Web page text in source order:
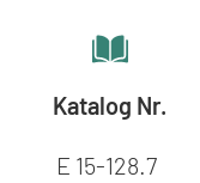
Katalog Nr.
E 15-128.7